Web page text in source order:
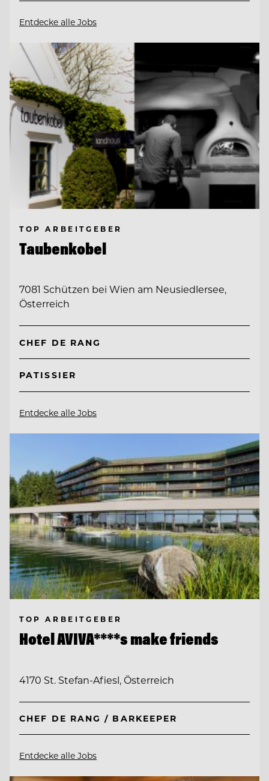
Entdecke alle Jobs
TOP ARBEITGEBER
Taubenkobel
7081 Schützen bei Wien am Neusiedlersee,
Österreich
CHEF DE RANG
PATISSIER
Entdecke alle Jobs
TOP ARBEITGEBER
Hotel AVIVA****s make friends
4170 St. Stefan-Afiesl, Österreich
CHEF DE RANG / BARKEEPER
Entdecke alle Jobs